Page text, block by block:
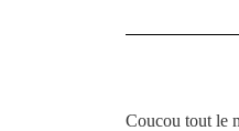
Coucou tout le